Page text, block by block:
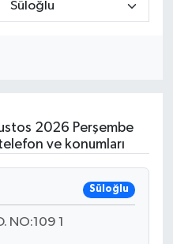
2026 Perşembe
ve konumları
Süloğlu
NO:109 1